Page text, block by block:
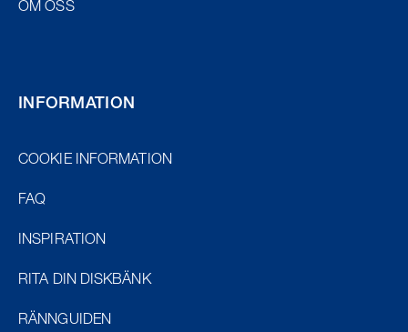
OM OSS
INFORMATION
COOKIE INFORMATION
FAQ
INSPIRATION
RITA DIN DISKBÄNK
RÄNNGUIDEN